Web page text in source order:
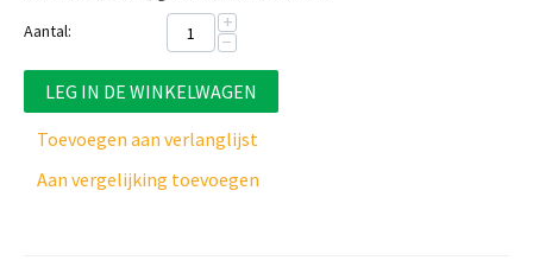
Aantal:
+
−
LEG IN DE WINKELWAGEN
Toevoegen aan verlanglijst
Aan vergelijking toevoegen